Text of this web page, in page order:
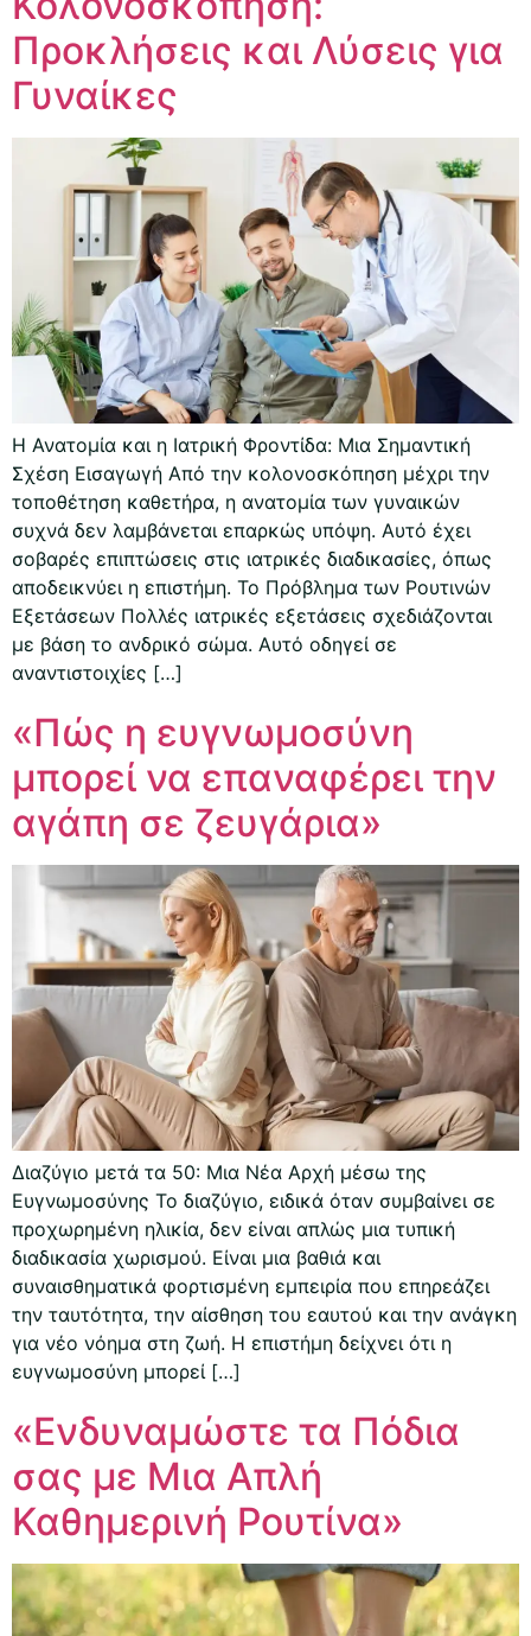
Προκλήσεις και Λύσεις για
Γυναίκες
Η Ανατομία και η Ιατρική Φροντίδα: Μια Σημαντική
Σχέση Εισαγωγή Από την κολονοσκόπηση μέχρι την
τοποθέτηση καθετήρα, η ανατομία των γυναικών
συχνά δεν λαμβάνεται επαρκώς υπόψη. Αυτό έχει
σοβαρές επιπτώσεις στις ιατρικές διαδικασίες, όπως
αποδεικνύει η επιστήμη. Το Πρόβλημα των Ρουτινών
Εξετάσεων Πολλές ιατρικές εξετάσεις σχεδιάζονται
με βάση το ανδρικό σώμα. Αυτό οδηγεί σε
αναντιστοιχίες […]
«Πώς η ευγνωμοσύνη
μπορεί να επαναφέρει την
αγάπη σε ζευγάρια»
Διαζύγιο μετά τα 50: Μια Νέα Αρχή μέσω της
Ευγνωμοσύνης Το διαζύγιο, ειδικά όταν συμβαίνει σε
προχωρημένη ηλικία, δεν είναι απλώς μια τυπική
διαδικασία χωρισμού. Είναι μια βαθιά και
συναισθηματικά φορτισμένη εμπειρία που επηρεάζει
την ταυτότητα, την αίσθηση του εαυτού και την ανάγκη
για νέο νόημα στη ζωή. Η επιστήμη δείχνει ότι η
ευγνωμοσύνη μπορεί […]
«Ενδυναμώστε τα Πόδια
σας με Μια Απλή
Καθημερινή Ρουτίνα»